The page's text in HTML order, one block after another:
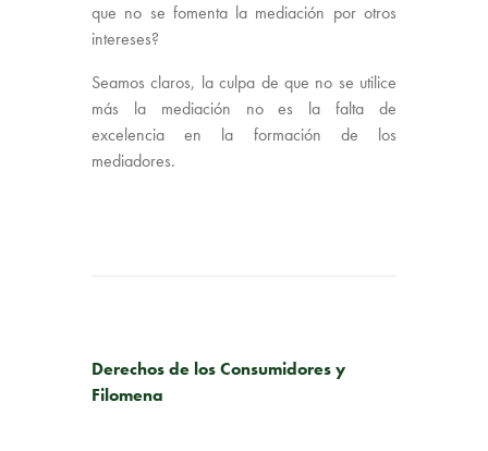
que no se fomenta la mediación por otros
intereses?
Seamos claros, la culpa de que no se utilice
más la mediación no es la falta de
excelencia en la formación de los
mediadores.
Derechos de los Consumidores y
Filomena